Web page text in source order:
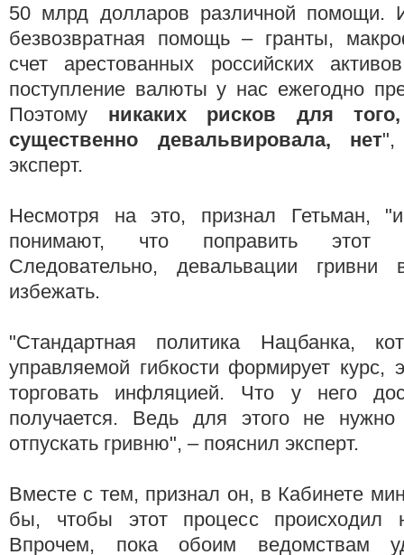
50 млрд долларов различной помощи.
безвозвратная помощь – гранты,
счет арестованных российских
поступление валюты у нас ежегодно
Поэтому никаких рисков для
существенно девальвировала, нет",
эксперт.
Несмотря на это, признал Гетьман,
понимают, что поправить этот
Следовательно, девальвации гривни
избежать.
"Стандартная политика Нацбанка,
управляемой гибкости формирует курс,
торговать инфляцией. Что у него
получается. Ведь для этого не
отпускать гривню", – пояснил эксперт.
Вместе с тем, признал он, в Кабинете
бы, чтобы этот процесс происходил
Впрочем, пока обоим ведомствам